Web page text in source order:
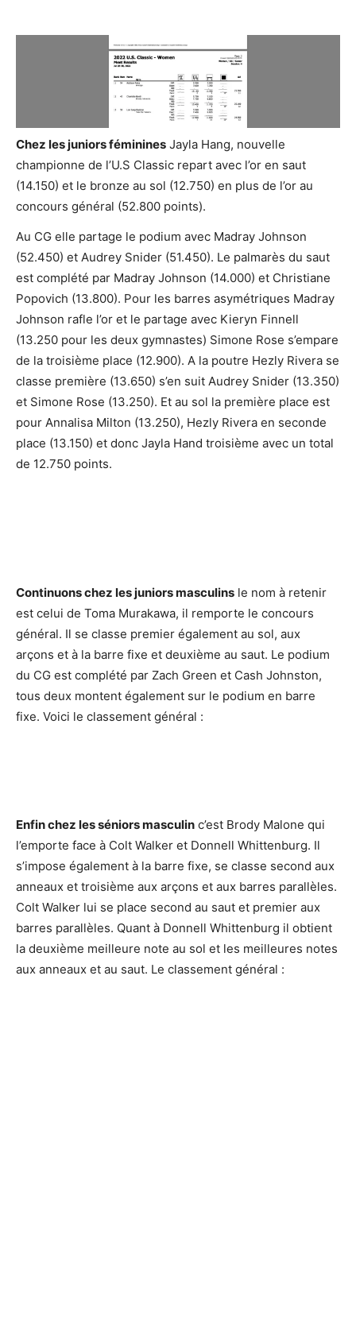
Chez les juniors féminines Jayla Hang, nouvelle
championne de l’U.S Classic repart avec l’or en saut
(14.150) et le bronze au sol (12.750) en plus de l’or au
concours général (52.800 points).
Au CG elle partage le podium avec Madray Johnson
(52.450) et Audrey Snider (51.450). Le palmarès du saut
est complété par Madray Johnson (14.000) et Christiane
Popovich (13.800). Pour les barres asymétriques Madray
Johnson rafle l’or et le partage avec Kieryn Finnell
(13.250 pour les deux gymnastes) Simone Rose s’empare
de la troisième place (12.900). A la poutre Hezly Rivera se
classe première (13.650) s’en suit Audrey Snider (13.350)
et Simone Rose (13.250). Et au sol la première place est
pour Annalisa Milton (13.250), Hezly Rivera en seconde
place (13.150) et donc Jayla Hand troisième avec un total
de 12.750 points.
Continuons chez les juniors masculins le nom à retenir
est celui de Toma Murakawa, il remporte le concours
général. Il se classe premier également au sol, aux
arçons et à la barre fixe et deuxième au saut. Le podium
du CG est complété par Zach Green et Cash Johnston,
tous deux montent également sur le podium en barre
fixe. Voici le classement général :
Enfin chez les séniors masculin c’est Brody Malone qui
l’emporte face à Colt Walker et Donnell Whittenburg. Il
s’impose également à la barre fixe, se classe second aux
anneaux et troisième aux arçons et aux barres parallèles.
Colt Walker lui se place second au saut et premier aux
barres parallèles. Quant à Donnell Whittenburg il obtient
la deuxième meilleure note au sol et les meilleures notes
aux anneaux et au saut. Le classement général :